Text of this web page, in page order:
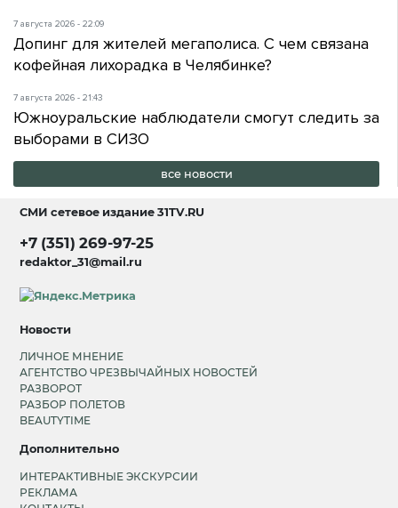
7 августа 2026 - 22:09
Допинг для жителей мегаполиса. С чем связана
кофейная лихорадка в Челябинке?
7 августа 2026 - 21:43
Южноуральские наблюдатели смогут следить за
выборами в СИЗО
все новости
СМИ сетевое издание31TV.RU
+7 (351) 269-97-25
redaktor_31@mail.ru
Новости
ЛИЧНОЕ МНЕНИЕ
АГЕНТСТВО ЧРЕЗВЫЧАЙНЫХ НОВОСТЕЙ
РАЗВОРОТ
РАЗБОР ПОЛЕТОВ
BEAUTYTIME
Дополнительно
ИНТЕРАКТИВНЫЕ ЭКСКУРСИИ
РЕКЛАМА